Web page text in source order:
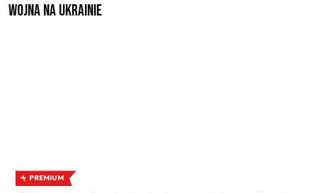
Wojna na Ukrainie
PREMIUM